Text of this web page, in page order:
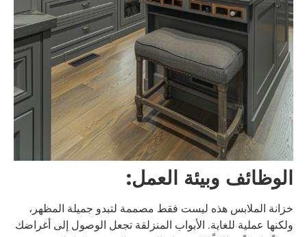
الوظائف وبيئة العمل:
خزانة الملابس هذه ليست فقط مصممة لتبدو جميلة المظهر،
ولكنها عملية للغاية. الأبواب المنزلقة تجعل الوصول إلى أغراضك